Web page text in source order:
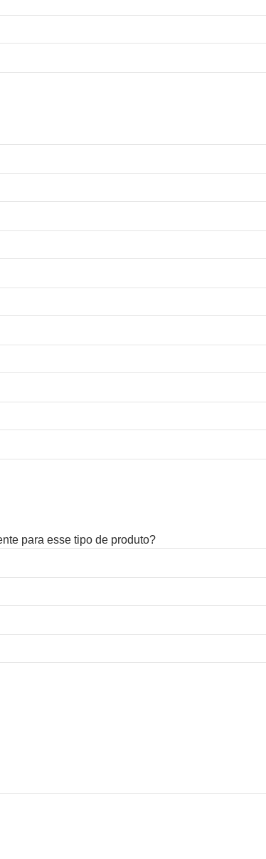
para esse tipo de produto?